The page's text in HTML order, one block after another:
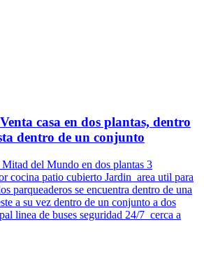
casa en dos plantas, dentro
dentro de un conjunto
del Mundo en dos plantas 3
cocina patio cubierto Jardin area util para
parqueaderos se encuentra dentro de una
a su vez dentro de un conjunto a dos
linea de buses seguridad 24/7 cerca a